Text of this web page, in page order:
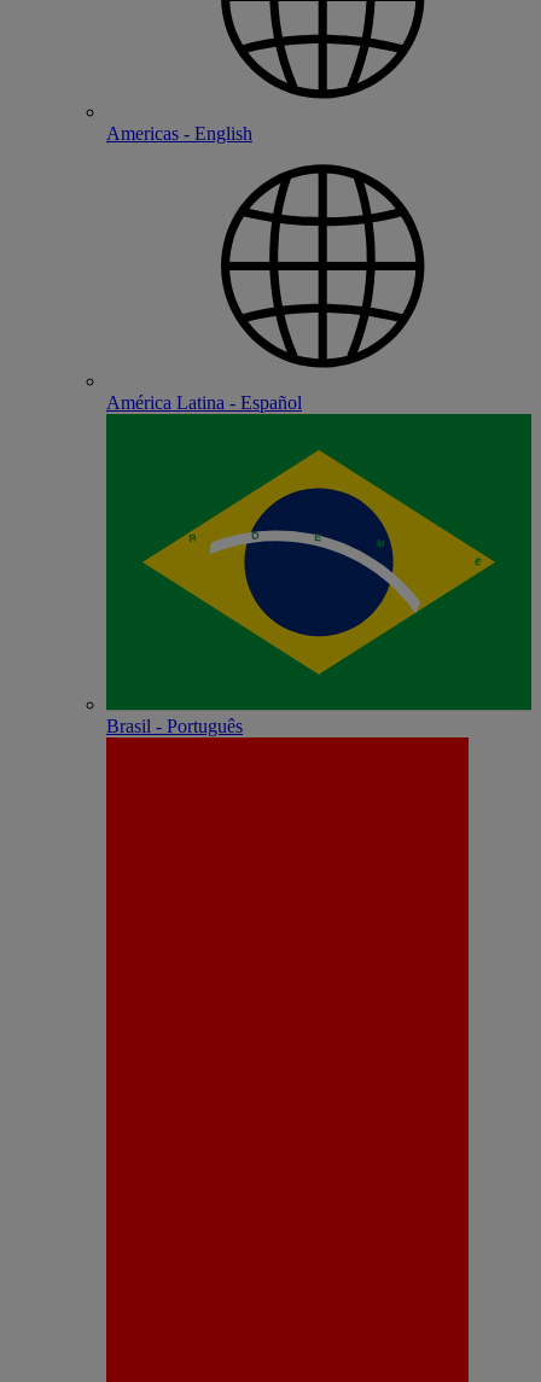
Americas - English
América Latina - Español
Brasil - Português